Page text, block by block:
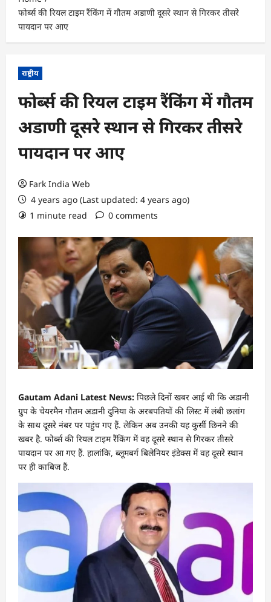
फोर्ब्स की र‍ियल टाइम रैंक‍िंग में गौतम अडाणी दूसरे स्‍थान से ग‍िरकर तीसरे
पायदान पर आए
राष्ट्रीय
फोर्ब्स की र‍ियल टाइम रैंक‍िंग में गौतम
अडाणी दूसरे स्‍थान से ग‍िरकर तीसरे
पायदान पर आए
Fark India Web
4 years ago (Last updated: 4 years ago)
1 minute read
0 comments
Gautam Adani Latest News: प‍िछले द‍िनों खबर आई थी क‍ि अडानी
ग्रुप के चेयरमैन गौतम अडानी दुन‍िया के अरबपत‍ियों की ल‍िस्‍ट में लंबी छलांग
के साथ दूसरे नंबर पर पहुंच गए हैं. लेक‍िन अब उनकी यह कुर्सी छ‍िनने की
खबर है. फोर्ब्स की र‍ियल टाइम रैंक‍िंग में वह दूसरे स्‍थान से ग‍िरकर तीसरे
पायदान पर आ गए हैं. हालांकि, ब्लूमबर्ग बिलेनियर इंडेक्स में वह दूसरे स्थान
पर ही काबिज हैं.